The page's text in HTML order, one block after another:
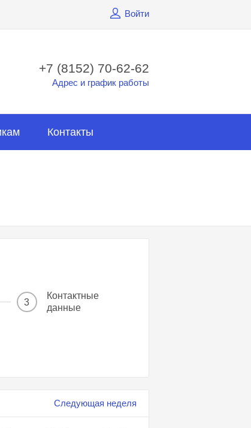
Войти
+7 (8152) 70-62-62
Адрес и график работы
Контакты
3
Контактные
данные
Следующая неделя